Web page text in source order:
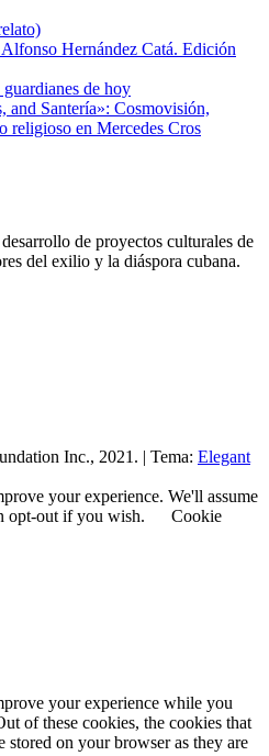
Hernández Catá. Edición
de hoy
and Santería»: Cosmovisión,
religioso en Mercedes Cros
de proyectos culturales de
del exilio y la diáspora cubana.
Inc., 2021. | Tema: Elegant
your experience. We'll assume
opt-out if you wish.
Cookie
your experience while you
of these cookies, the cookies that
stored on your browser as they are